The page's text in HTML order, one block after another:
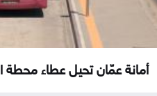
أمانة عمّان تحيل عطاء محطة